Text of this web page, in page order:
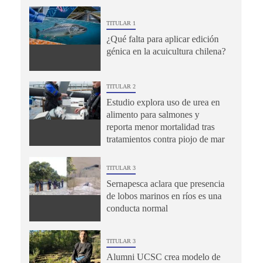
TITULAR 1
¿Qué falta para aplicar edición
génica en la acuicultura chilena?
TITULAR 2
Estudio explora uso de urea en
alimento para salmones y
reporta menor mortalidad tras
tratamientos contra piojo de mar
TITULAR 3
Sernapesca aclara que presencia
de lobos marinos en ríos es una
conducta normal
TITULAR 3
Alumni UCSC crea modelo de